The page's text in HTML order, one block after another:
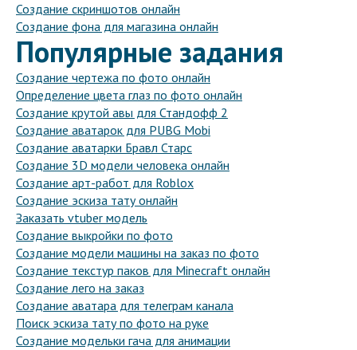
Создание скриншотов онлайн
Создание фона для магазина онлайн
Популярные задания
Создание чертежа по фото онлайн
Определение цвета глаз по фото онлайн
Создание крутой авы для Стандофф 2
Создание аватарок для PUBG Mobi
Создание аватарки Бравл Старс
Создание 3D модели человека онлайн
Создание арт-работ для Roblox
Создание эскиза тату онлайн
Заказать vtuber модель
Создание выкройки по фото
Создание модели машины на заказ по фото
Создание текстур паков для Minecraft онлайн
Создание лего на заказ
Создание аватара для телеграм канала
Поиск эскиза тату по фото на руке
Создание модельки гача для анимации